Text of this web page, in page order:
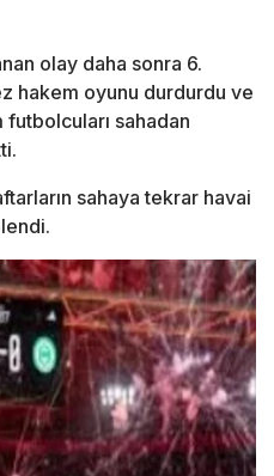
olay daha sonra 6.
hakem oyunu durdurdu ve
sahadan
sahaya tekrar havai